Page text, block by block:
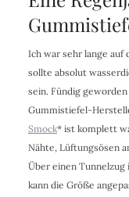
Ich war sehr lange auf
sollte absolut
sein. Fündig
Gummistiefel-
Smock* ist komplett
Nähte, Lüftungsösen
Über einen Tunnelzug
kann die Größe